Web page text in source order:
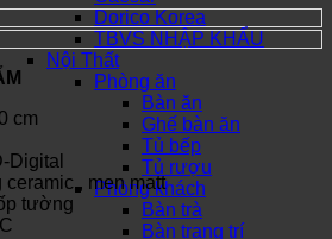
Dorico Korea
TBVS NHẬP KHẨU
Nội Thất
Phòng ăn
Bàn ăn
Ghế bàn ăn
Tủ bếp
Tủ rượu
Phòng khách
Bàn trà
Bàn trang trí
cm
Digital
, men matt
tường